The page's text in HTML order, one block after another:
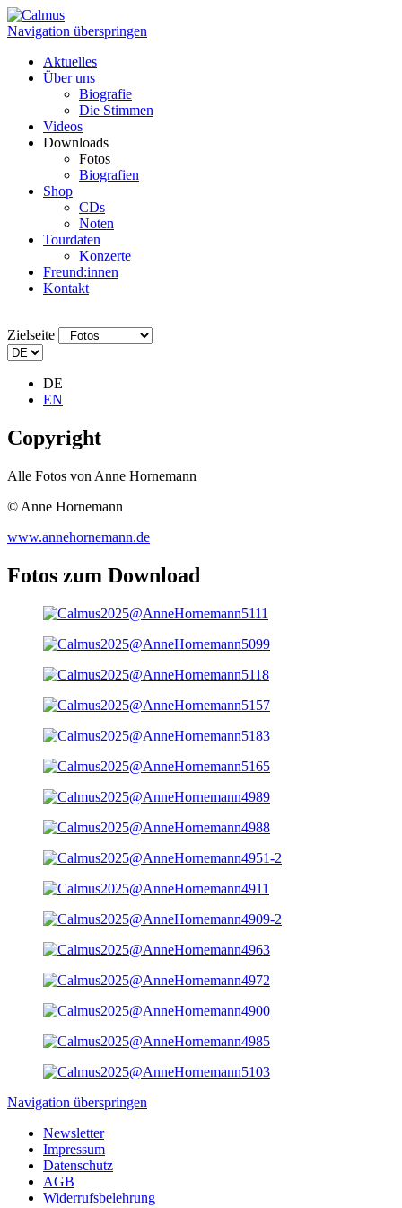
Navigation überspringen
Aktuelles
Über uns
Biografie
Die Stimmen
Videos
Downloads
Fotos
Biografien
Shop
CDs
Noten
Tourdaten
Konzerte
Freund:innen
Kontakt
Zielseite
DE
EN
Copyright
Alle Fotos von Anne Hornemann
© Anne Hornemann
www.annehornemann.de
Fotos zum Download
Navigation überspringen
Newsletter
Impressum
Datenschutz
AGB
Widerrufsbelehrung